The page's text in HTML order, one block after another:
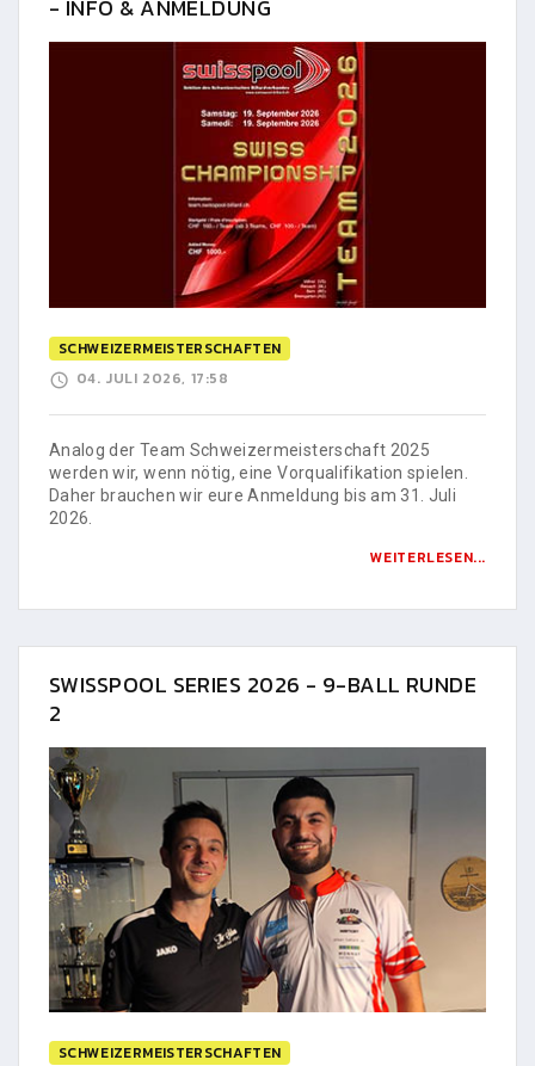
- INFO & ANMELDUNG
SCHWEIZERMEISTERSCHAFTEN
04. JULI 2026, 17:58
Analog der Team Schweizermeisterschaft 2025
werden wir, wenn nötig, eine Vorqualifikation spielen.
Daher brauchen wir eure Anmeldung bis am 31. Juli
2026.
WEITERLESEN...
SWISSPOOL SERIES 2026 - 9-BALL RUNDE
2
SCHWEIZERMEISTERSCHAFTEN